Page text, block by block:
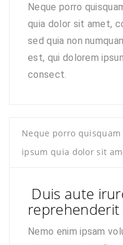
Neque porro
quia dolor sit amet,
sed quia non
est, qui dolorem
consect.
Neque porro
ipsum quia dolor sit
Duis aute
Nemo enim ipsam